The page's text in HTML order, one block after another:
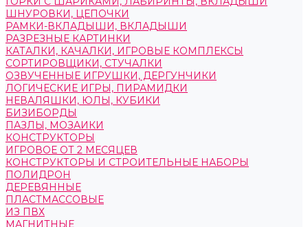
ШНУРОВКИ, ЦЕПОЧКИ
РАМКИ-ВКЛАДЫШИ, ВКЛАДЫШИ
РАЗРЕЗНЫЕ КАРТИНКИ
КАТАЛКИ, КАЧАЛКИ, ИГРОВЫЕ КОМПЛЕКСЫ
СОРТИРОВЩИКИ, СТУЧАЛКИ
ОЗВУЧЕННЫЕ ИГРУШКИ, ДЕРГУНЧИКИ
ЛОГИЧЕСКИЕ ИГРЫ, ПИРАМИДКИ
НЕВАЛЯШКИ, ЮЛЫ, КУБИКИ
БИЗИБОРДЫ
ПАЗЛЫ, МОЗАИКИ
КОНСТРУКТОРЫ
ИГРОВОЕ ОТ 2 МЕСЯЦЕВ
КОНСТРУКТОРЫ И СТРОИТЕЛЬНЫЕ НАБОРЫ
ПОЛИДРОН
ДЕРЕВЯННЫЕ
ПЛАСТМАССОВЫЕ
ИЗ ПВХ
МАГНИТНЫЕ